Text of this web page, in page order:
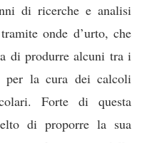
di ricerche e analisi
onde d’urto, che
di produrre alcuni tra i
per la cura dei calcoli
Forte di questa
di proporre la sua